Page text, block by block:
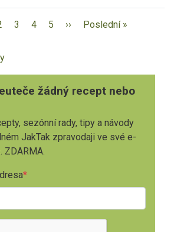
3 4 5 ›› Poslední »
žádný recept nebo
sezónní rady, tipy a návody
JakTak zpravodaji ve své e-
ZDARMA.